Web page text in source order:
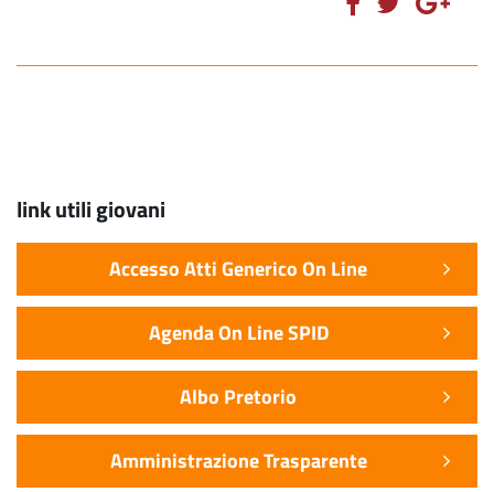
link utili giovani
Accesso Atti Generico On Line
Agenda On Line SPID
Albo Pretorio
Amministrazione Trasparente